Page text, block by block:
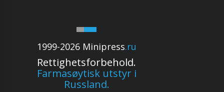
1999-2026 Minipress.ru
Rettighetsforbehold.
Farmasøytisk utstyr i
Russland.